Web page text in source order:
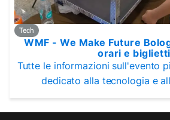
Tech
WMF - We Make Future
orari e biglietti
Tutte le informazioni sull'evento
dedicato alla tecnologia e